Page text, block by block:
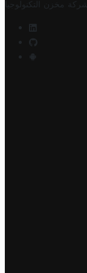
شركة مخزن التكنولوجيا